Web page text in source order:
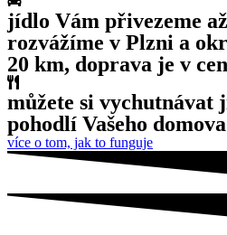
jídlo Vám přivezeme
rozvážíme v Plzni a
20 km, doprava je v
můžete si vychutnávat
pohodlí Vašeho
více o tom, jak to funguje